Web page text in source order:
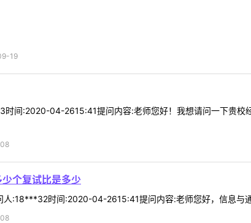
19
间:2020-04-2615:41提问内容:老师您好！我想请问一下贵校
个复试比是多少
人:18***32时间:2020-04-2615:41提问内容:老师您好，信息与